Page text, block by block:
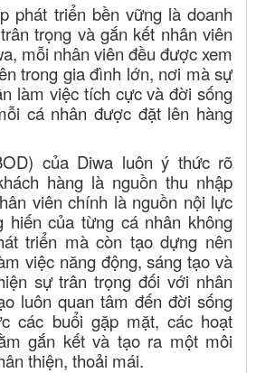
phát triển bền vững là doanh
trọng và gắn kết nhân viên
mỗi nhân viên đều được xem
trong gia đình lớn, nơi mà sự
làm việc tích cực và đời sống
cá nhân được đặt lên hàng
của Diwa luôn ý thức rõ
hàng là nguồn thu nhập
viên chính là nguồn nội lực
hiến của từng cá nhân không
triển mà còn tạo dựng nên
việc năng động, sáng tạo và
sự trân trọng đối với nhân
luôn quan tâm đến đời sống
các buổi gặp mặt, các hoạt
gắn kết và tạo ra một môi
thiện, thoải mái.